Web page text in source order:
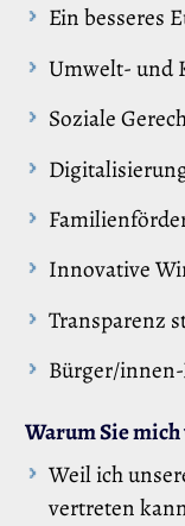
Ein besseres
Umwelt- und
Soziale
Innovative
Transparenz
Bürger/
Warum Sie
Weil ich
vertreten